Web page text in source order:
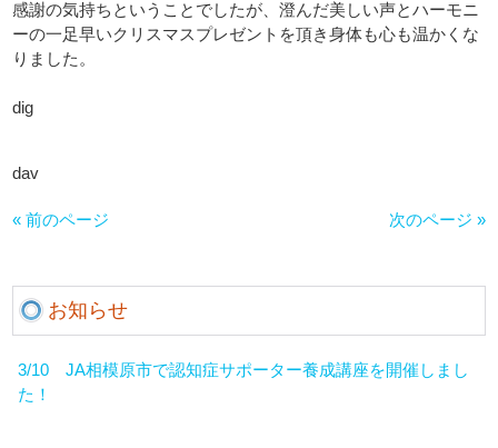
感謝の気持ちということでしたが、澄んだ美しい声とハーモニ
ーの一足早いクリスマスプレゼントを頂き身体も心も温かくな
りました。
dig
dav
« 前のページ 次のページ »
お知らせ
3/10 JA相模原市で認知症サポーター養成講座を開催しまし
た！